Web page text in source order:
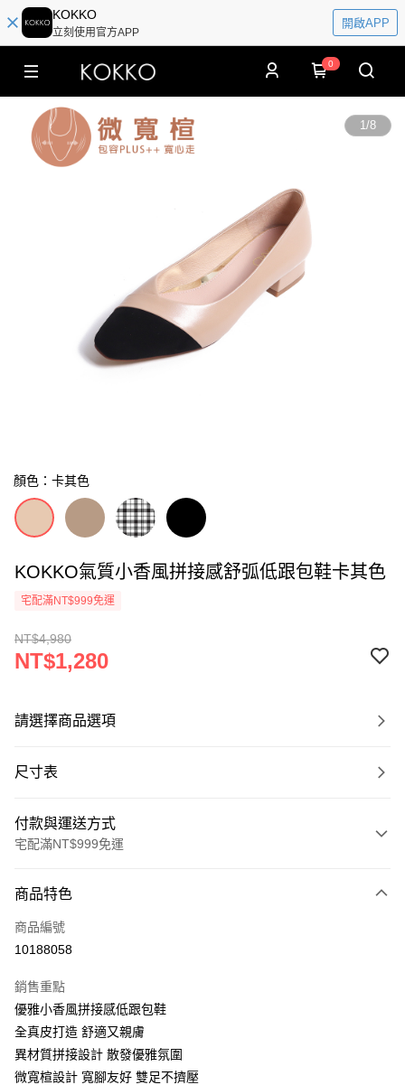
KOKKO
立刻使用官方APP
開啟APP
0
1/8
顏色：卡其色
KOKKO氣質小香風拼接感舒弧低跟包鞋卡其色
宅配滿NT$999免運
NT$4,980
NT$1,280
請選擇商品選項
尺寸表
付款與運送方式
宅配滿NT$999免運
信用卡一次付款
LINE Pay
街口支付
悠遊付
AFTEE先享後付
商品特色
商品編號
10188058
銷售重點
優雅小香風拼接感低跟包鞋
全真皮打造 舒適又親膚
異材質拼接設計 散發優雅氛圍
微寬楦設計 寬腳友好 雙足不擠壓